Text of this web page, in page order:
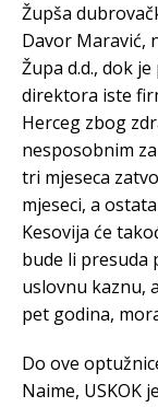
Župša
Davor Maravić,
Župa d.d., dok
direktora iste
Herceg zbog
nesposobnim
tri mjeseca
mjeseci, a
Kesovija će
bude li presuda
uslovnu kaznu,
pet godina,
Do ove
Naime, USKOK